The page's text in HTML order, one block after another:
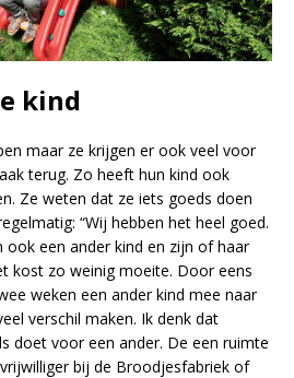
kind
maar ze krijgen er ook veel voor
terug. Zo heeft hun kind ook
Ze weten dat ze iets goeds doen
“Wij hebben het heel goed.
een ander kind en zijn of haar
kost zo weinig moeite. Door eens
weken een ander kind mee naar
verschil maken. Ik denk dat
doet voor een ander. De een ruimte
bij de Broodjesfabriek of